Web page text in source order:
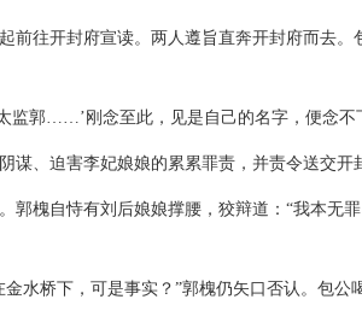
前往开封府宣读。两人遵旨直奔开封府而去
监郭……’刚念至此，见是自己的名字，便念不
谋、迫害李妃娘娘的累累罪责，并责令送交开
郭槐自恃有刘后娘娘撑腰，狡辩道：“我本无
水桥下，可是事实？”郭槐仍矢口否认。包公